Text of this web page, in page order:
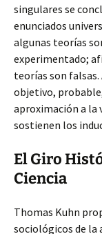
singulares se
enunciados
algunas teorías
experimentado;
teorías son
objetivo,
aproximación a la
sostienen los
El Giro
Ciencia
Thomas Kuhn
sociológicos de la